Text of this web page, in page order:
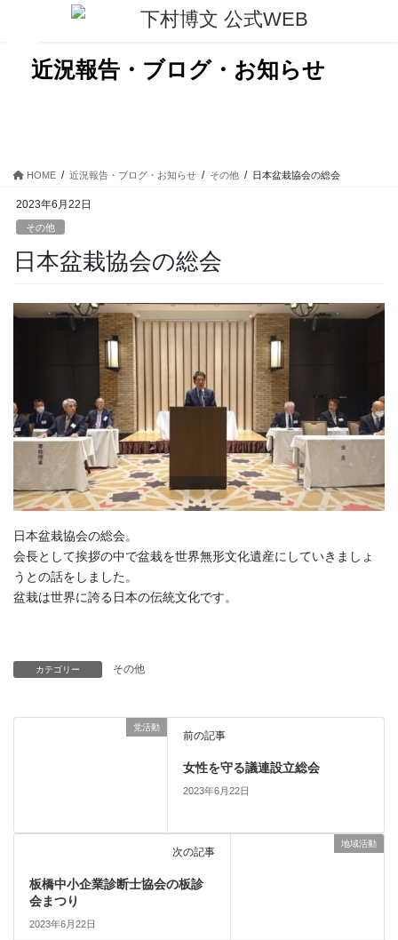
近況報告・ブログ・お知らせ
HOME 近況報告・ブログ・お知らせ その他 日本盆栽協会の総会
2023年6月22日
その他
日本盆栽協会の総会
日本盆栽協会の総会。
会長として挨拶の中で盆栽を世界無形文化遺産にしていきましょ
うとの話をしました。
盆栽は世界に誇る日本の伝統文化です。
カテゴリー その他
党活動
前の記事
女性を守る議連設立総会
2023年6月22日
地域活動
次の記事
板橋中小企業診断士協会の板診
会まつり
2023年6月22日